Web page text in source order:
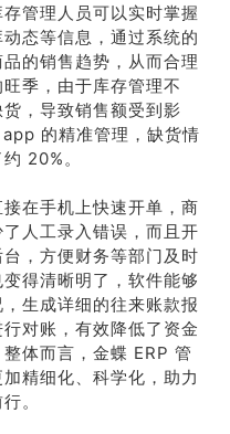
管理人员可以实时掌握
态等信息，通过系统的
的销售趋势，从而合理
季，由于库存管理不
，导致销售额受到影
的精准管理，缺货情
20%。
在手机上快速开单，商
人工录入错误，而且开
，方便财务等部门及时
得清晰明了，软件能够
生成详细的往来账款报
对账，有效降低了资金
体而言，金蝶 ERP 管
精细化、科学化，助力
。